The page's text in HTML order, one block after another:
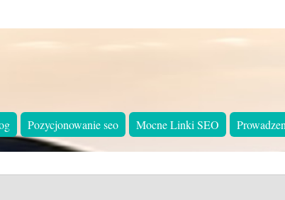
Pozycjonowanie seo Mocne Linki SEO